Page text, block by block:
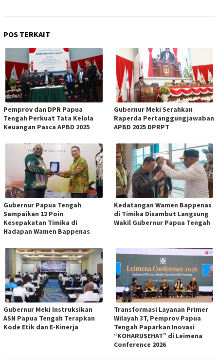
POS TERKAIT
Pemprov dan DPR Papua
Tengah Perkuat Tata Kelola
Keuangan Pasca APBD 2025
Gubernur Meki Serahkan
Raperda Pertanggungjawaban
APBD 2025 DPRPT
Gubernur Papua Tengah
Sampaikan 12 Poin
Kesepakatan Timika di
Hadapan Wamen Bappenas
Kedatangan Wamen Bappenas
di Timika Disambut Langsung
Wakil Gubernur Papua Tengah
Gubernur Meki Instruksikan
ASN Papua Tengah Terapkan
Kode Etik dan E-Kinerja
Transformasi Layanan Primer
Wilayah 3T, Pemprov Papua
Tengah Paparkan Inovasi
“KOHARUSEHAT” di Leimena
Conference 2026